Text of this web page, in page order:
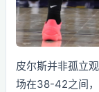
皮尔斯并非孤立
场在38-42之间